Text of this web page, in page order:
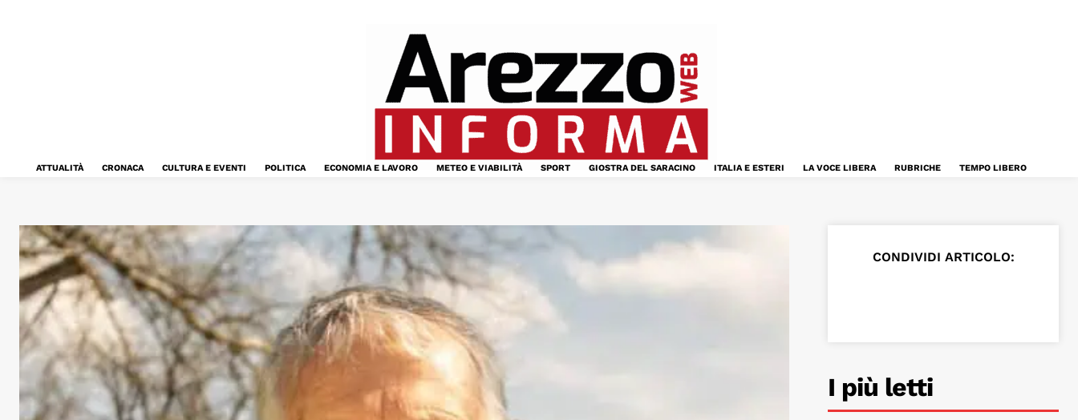
ATTUALITÀ CRONACA CULTURA E EVENTI POLITICA ECONOMIA E LAVORO METEO E VIABILITÀ SPORT GIOSTRA DEL SARACINO ITALIA E ESTERI LA VOCE LIBERA RUBRICHE TEMPO LIBERO
CONDIVIDI ARTICOLO:
I più letti